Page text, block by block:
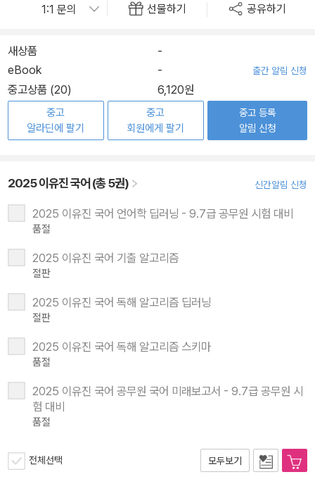
선물하기 공유하기
새상품
-
eBook
- 출간 알림 신청
중고상품 (20) 6,120원
중고
알라딘에 팔기
중고
회원에게 팔기
중고 등록
알림 신청
2025 이유진 국어 (총 5권) 신간알림 신청
2025 이유진 국어 언어학 딥러닝 - 9.7급 공무원 시험 대비
품절
2025 이유진 국어 기출 알고리즘
절판
2025 이유진 국어 독해 알고리즘 딥러닝
절판
2025 이유진 국어 독해 알고리즘 스키마
품절
2025 이유진 국어 공무원 국어 미래보고서 - 9.7급 공무원 시
험 대비
품절
전체선택 모두보기